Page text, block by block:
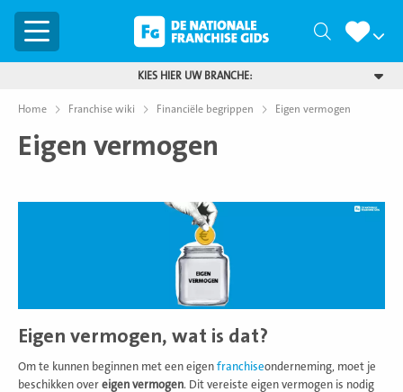
Menu Zoeken
KIES HIER UW BRANCHE:
Home Franchise wiki Financiële begrippen Eigen vermogen
Eigen vermogen
Eigen vermogen, wat is dat?
Om te kunnen beginnen met een eigen franchiseonderneming, moet je
beschikken over eigen vermogen. Dit vereiste eigen vermogen is nodig